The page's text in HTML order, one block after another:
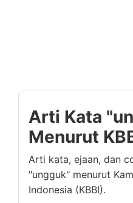
Arti Kata
Menurut
Arti kata, ejaan, dan
"ungguk" menurut
Indonesia (KBBI).